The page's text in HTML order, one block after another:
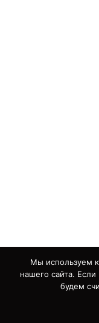
Мы используем
нашего сайта.
будем